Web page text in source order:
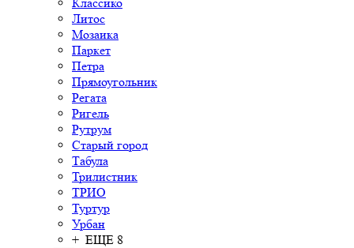
Литос
Мозаика
Паркет
Петра
Прямоугольник
Регата
Ригель
Рутрум
Старый город
Табула
Трилистник
ТРИО
Туртур
Урбан
+ ЕЩЕ 8